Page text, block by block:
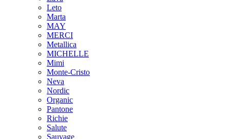
Leto
Marta
MAY
MERCI
Metallica
MICHELLE
Mimi
Monte-Cristo
Neva
Nordic
Organic
Pantone
Richie
Salute
Sauvage